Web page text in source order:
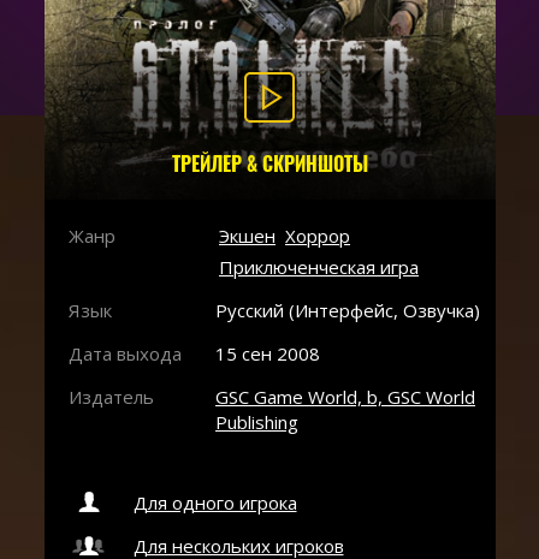
ТРЕЙЛЕР & СКРИНШОТЫ
Жанр Экшен Хоррор
Приключенческая игра
Язык
Русский (Интерфейс, Озвучка)
Дата выхода
15 сен 2008
Издатель
GSC Game World, b, GSC World
Publishing
Для одного игрока
Для нескольких игроков